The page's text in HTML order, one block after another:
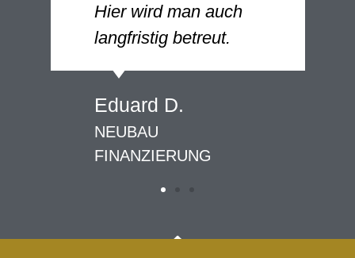
Hier wird man auch
langfristig betreut.
Eduard D.
NEUBAU
FINANZIERUNG